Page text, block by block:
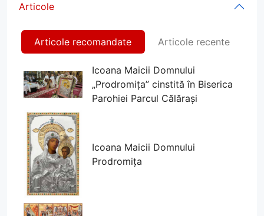
Articole
Articole recomandate Articole recente
Icoana Maicii Domnului
„Prodromița” cinstită în Biserica
Parohiei Parcul Călărași
Icoana Maicii Domnului
Prodromița